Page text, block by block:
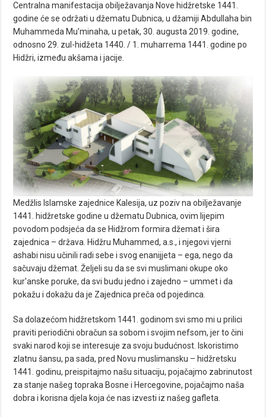
Centralna manifestacija obilježavanja Nove hidžretske 1441.
godine će se održati u džematu Dubnica, u džamiji Abdullaha bin
Muhammeda Mu’minaha, u petak, 30. augusta 2019. godine,
odnosno 29. zul-hidžeta 1440. / 1. muharrema 1441. godine po
Hidžri, između akšama i jacije.
Medžlis Islamske zajednice Kalesija, uz poziv na obilježavanje
1441. hidžretske godine u džematu Dubnica, ovim lijepim
povodom podsjeća da se Hidžrom formira džemat i šira
zajednica – država. Hidžru Muhammed, a.s., i njegovi vjerni
ashabi nisu učinili radi sebe i svog enanijjeta – ega, nego da
sačuvaju džemat. Željeli su da se svi muslimani okupe oko
kur'anske poruke, da svi budu jedno i zajedno – ummet i da
pokažu i dokažu da je Zajednica preča od pojedinca.
Sa dolazećom hidžretskom 1441. godinom svi smo mi u prilici
praviti periodični obračun sa sobom i svojim nefsom, jer to čini
svaki narod koji se interesuje za svoju budućnost. Iskoristimo
zlatnu šansu, pa sada, pred Novu muslimansku – hidžretsku
1441. godinu, preispitajmo našu situaciju, pojačajmo zabrinutost
za stanje našeg topraka Bosne i Hercegovine, pojačajmo naša
dobra i korisna djela koja će nas izvesti iz našeg gafleta.